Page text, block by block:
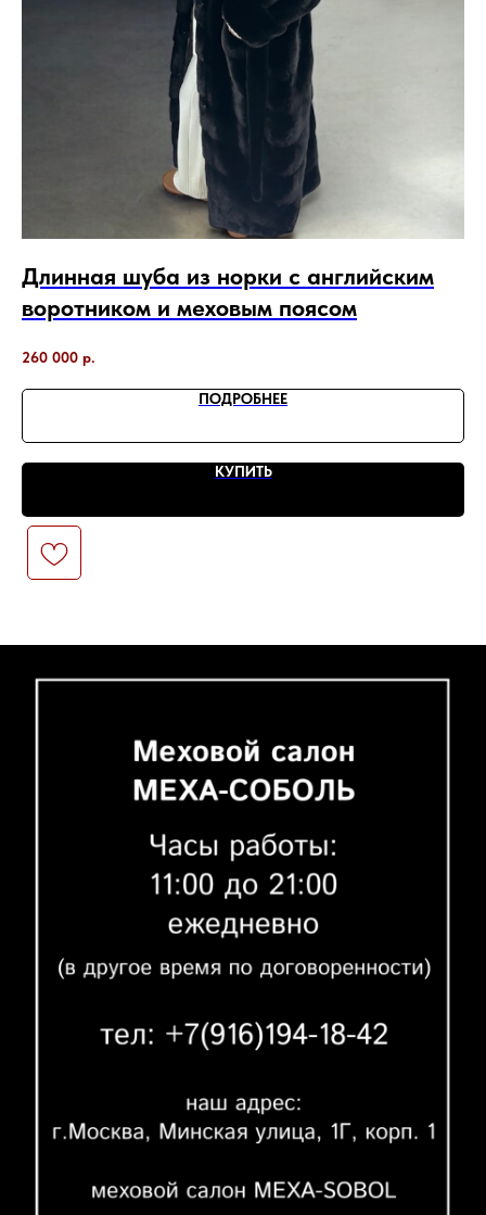
Длинная шуба из норки с английским
воротником и меховым поясом
260 000 р.
ПОДРОБНЕЕ
КУПИТЬ